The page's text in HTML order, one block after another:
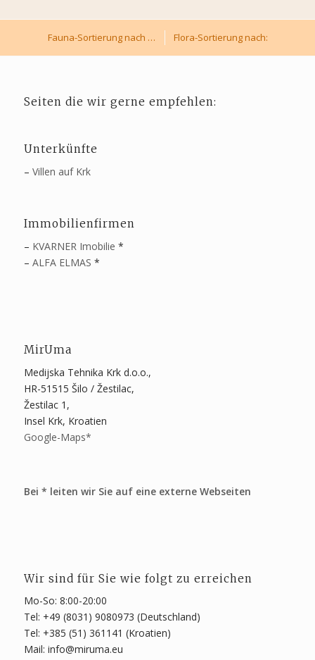
Fauna-Sortierung nach … Flora-Sortierung nach:
Seiten die wir gerne empfehlen:
Unterkünfte
– Villen auf Krk
Immobilienfirmen
– KVARNER Imobilie *
– ALFA ELMAS *
MirUma
Medijska Tehnika Krk d.o.o.,
HR-51515 Šilo / Žestilac,
Žestilac 1,
Insel Krk, Kroatien
Google-Maps*
Bei * leiten wir Sie auf eine externe Webseiten
Wir sind für Sie wie folgt zu erreichen
Mo-So: 8:00-20:00
Tel: +49 (8031) 9080973 (Deutschland)
Tel: +385 (51) 361141 (Kroatien)
Mail: info@miruma.eu